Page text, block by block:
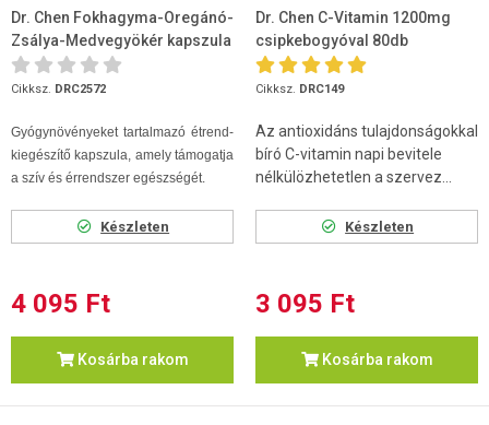
Dr. Chen Fokhagyma-Oregánó-
Zsálya-Medvegyökér kapszula
100 db
Cikksz. DRC2572
Gyógynövényeket tartalmazó étrend-
kiegészítő kapszula, amely támogatja
a szív és érrendszer egészségét.
Készleten
4 095 Ft
Kosárba rakom
Dr. Chen C-Vitamin 1200mg
csipkebogyóval 80db
Cikksz. DRC149
Az antioxidáns tulajdonságokkal
bíró C-vitamin napi bevitele
nélkülözhetetlen a szervez...
Készleten
3 095 Ft
Kosárba rakom